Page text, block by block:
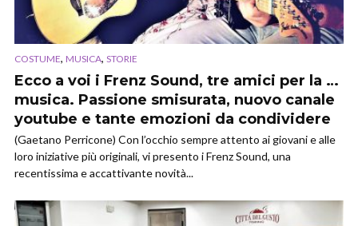
COSTUME, MUSICA, STORIE
Ecco a voi i Frenz Sound, tre amici per la …
musica. Passione smisurata, nuovo canale
youtube e tante emozioni da condividere
(Gaetano Perricone) Con l’occhio sempre attento ai giovani e alle
loro iniziative più originali, vi presento i Frenz Sound, una
recentissima e accattivante novità...